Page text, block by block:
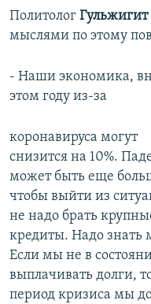
Политолог Гульжигит
мыслями по этому
- Наши экономика,
этом году из-за
коронавируса могут
снизится на 10%.
может быть еще
чтобы выйти из
не надо брать
кредиты. Надо знать
Если мы не в
выплачивать долги,
период кризиса мы